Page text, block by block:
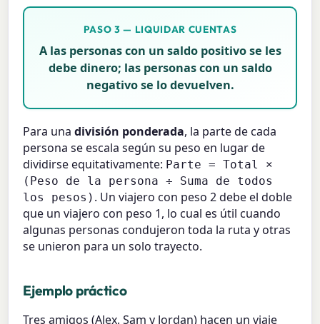
PASO 3 — LIQUIDAR CUENTAS
A las personas con un saldo positivo se les
debe dinero; las personas con un saldo
negativo se lo devuelven.
Para unadivisión ponderada, la parte de cada
persona se escala según su peso en lugar de
dividirse equitativamente: Parte = Total ×
(Peso de la persona ÷ Suma de todos
los pesos) . Un viajero con peso 2 debe el doble
que un viajero con peso 1, lo cual es útil cuando
algunas personas condujeron toda la ruta y otras
se unieron para un solo trayecto.
Ejemplo práctico
Tres amigos (Alex, Sam y Jordan) hacen un viaje